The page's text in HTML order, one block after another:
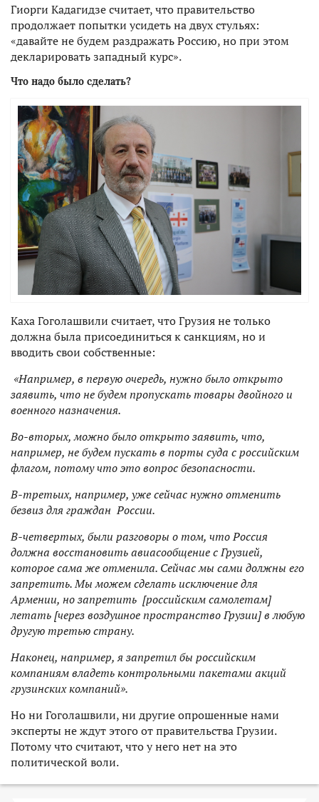
Гиорги Кадагидзе считает, что правительство
продолжает попытки усидеть на двух стульях:
«давайте не будем раздражать Россию, но при этом
декларировать западный курс».
Что надо было сделать?
Каха Гоголашвили считает, что Грузия не только
должна была присоединиться к санкциям, но и
вводить свои собственные:
«Например, в первую очередь, нужно было открыто
заявить, что не будем пропускать товары двойного и
военного назначения.
Во-вторых, можно было открыто заявить, что,
например, не будем пускать в порты суда с российским
флагом, потому что это вопрос безопасности.
В-третьих, например, уже сейчас нужно отменить
безвиз для граждан России.
В-четвертых, были разговоры о том, что Россия
должна восстановить авиасообщение с Грузией,
которое сама же отменила. Сейчас мы сами должны его
запретить. Мы можем сделать исключение для
Армении, но запретить [российским самолетам]
летать [через воздушное пространство Грузии] в любую
другую третью страну.
Наконец, например, я запретил бы российским
компаниям владеть контрольными пакетами акций
грузинских компаний».
Но ни Гоголашвили, ни другие опрошенные нами
эксперты не ждут этого от правительства Грузии.
Потому что считают, что у него нет на это
политической воли.